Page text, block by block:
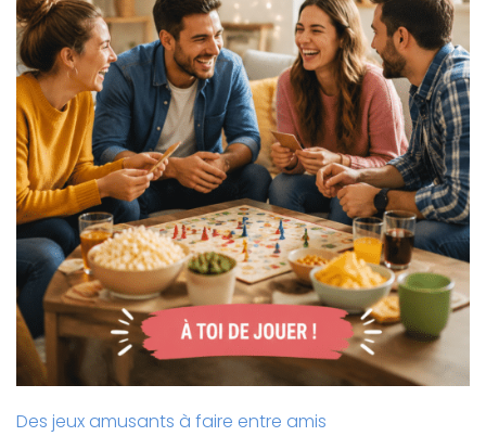
Des jeux amusants à faire entre amis